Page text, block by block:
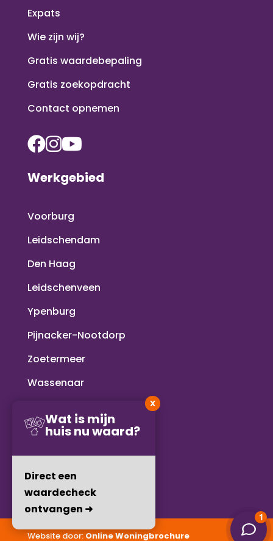
Expats
Wie zijn wij?
Gratis waardebepaling
Gratis zoekopdracht
Contact opnemen
Werkgebied
Voorburg
Leidschendam
Den Haag
Leidschenveen
Ypenburg
Pijnacker-Nootdorp
Zoetermeer
Wassenaar
Rijswijk
Delft
Website door:Online Woningbrochure
Wat is mijn
huis nu waard?
Direct een
waardecheck
ontvangen ➜
X